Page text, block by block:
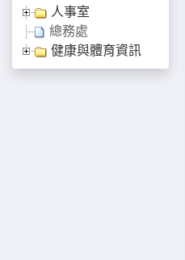
人事室
總務處
健康與體育資訊